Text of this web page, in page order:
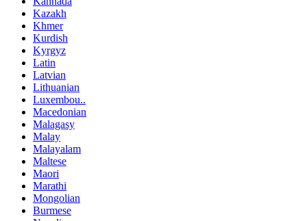
Kazakh
Khmer
Kurdish
Kyrgyz
Latin
Latvian
Lithuanian
Luxembou..
Macedonian
Malagasy
Malay
Malayalam
Maltese
Maori
Marathi
Mongolian
Burmese